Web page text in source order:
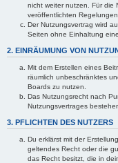
nicht weiter nutzen. Für die
veröffentlichten Regelungen.
Der Nutzungsvertrag wird
Seiten ohne Einhaltung
2. EINRÄUMUNG VON
Mit dem Erstellen eines
räumlich unbeschränktes
Boards zu nutzen.
Das Nutzungsrecht nach
Nutzungsvertrages
3. PFLICHTEN DES NUTZERS
Du erklärst mit der
geltendes Recht oder die
das Recht besitzt, die in